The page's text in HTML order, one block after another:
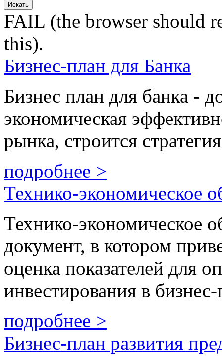
FAIL (the browser should
this).
Бизнес-план для Банка
Бизнес план для банка -
экономическая
рынка, строится
подробнее >
Технико-экономическое
Технико-экономическое
документ, в котором
оценка показателей для
инвестирования в бизнес-
подробнее >
Бизнес-план развития